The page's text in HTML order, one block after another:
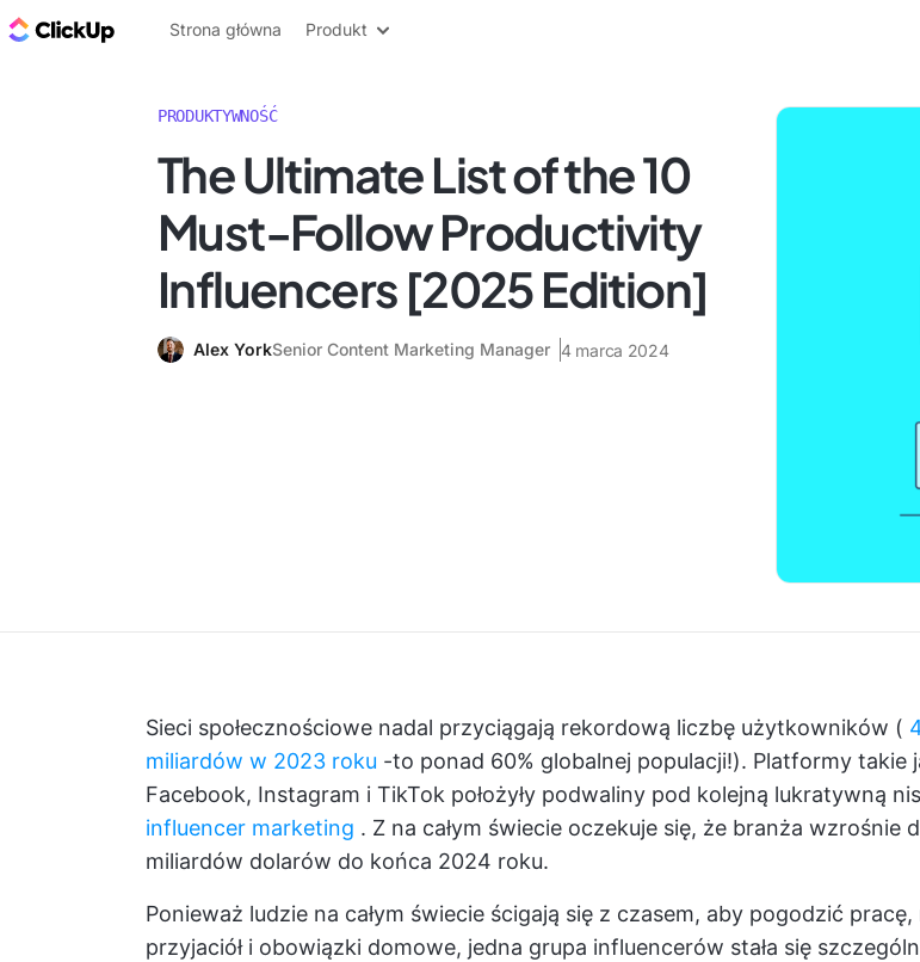
ClickUp Blog
Strona główna Produkt
PRODUKTYWNOŚĆ
The Ultimate List of the 10
Must-Follow Productivity
Influencers [2025 Edition]
Alex YorkSenior Content Marketing Manager 4 marca 2024
Sieci społecznościowe nadal przyciągają rekordową liczbę użytkowników (
miliardów w 2023 roku -to ponad 60% globalnej populacji!). Platformy takie
Facebook, Instagram i TikTok położyły podwaliny pod kolejną lukratywną
influencer marketing . Z na całym świecie oczekuje się, że branża wzrośnie
miliardów dolarów do końca 2024 roku.
Ponieważ ludzie na całym świecie ścigają się z czasem, aby pogodzić
przyjaciół i obowiązki domowe, jedna grupa influencerów stała się